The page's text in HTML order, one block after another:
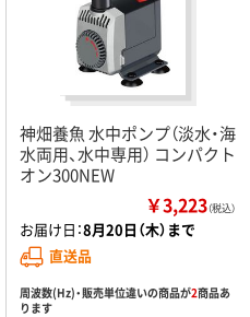
神畑養魚 水中ポンプ（淡水・海
水両用、水中専用） コンパクト
オン300NEW
￥3,223（税込）
お届け日：8月20日（木）まで
直送品
周波数(Hz)・販売単位違いの商品が2商品あ
ります